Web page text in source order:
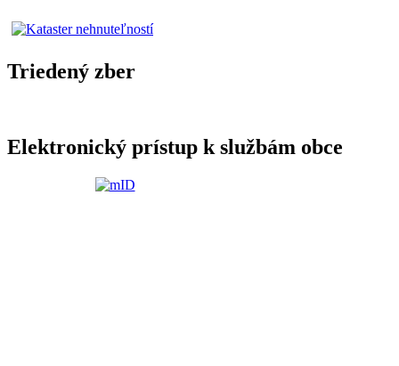
Triedený zber
Elektronický prístup k službám obce